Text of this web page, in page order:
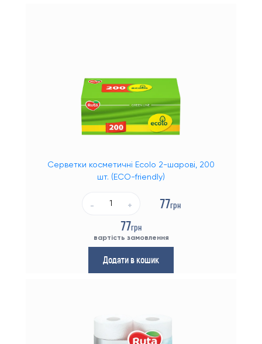
Вода 18.9 (19 літрів)
Мінеральна вода
Диспенсери для води
Кулери для води з шафою
Кулери для води з охолодженням
Кулери для води підлогові
Серветки косметичні Ecolo 2-шарові, 200
шт. (ECO-friendly)
- + 77грн
77грн
вартість замовлення
Додати в кошик